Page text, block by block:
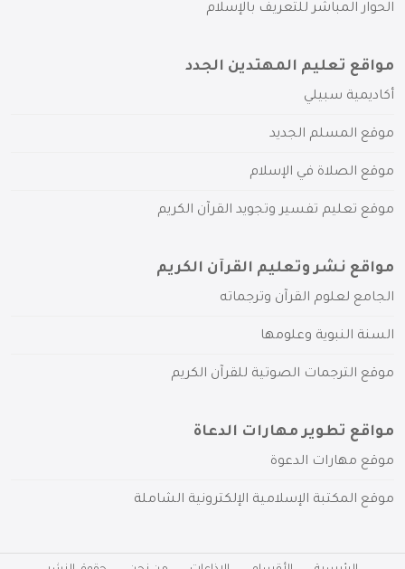
الحوار المباشر للتعريف بالإسلام
مواقع تعليم المهتدين الجدد
أكاديمية سبيلي
موقع المسلم الجديد
موقع الصلاة في الإسلام
موقع تعليم تفسير وتجويد القرآن الكريم
مواقع نشر وتعليم القرآن الكريم
الجامع لعلوم القرآن وترجماته
السنة النبوية وعلومها
موقع الترجمات الصوتية للقرآن الكريم
مواقع تطوير مهارات الدعاة
موقع مهارات الدعوة
موقع المكتبة الإسلامية الإلكترونية الشاملة